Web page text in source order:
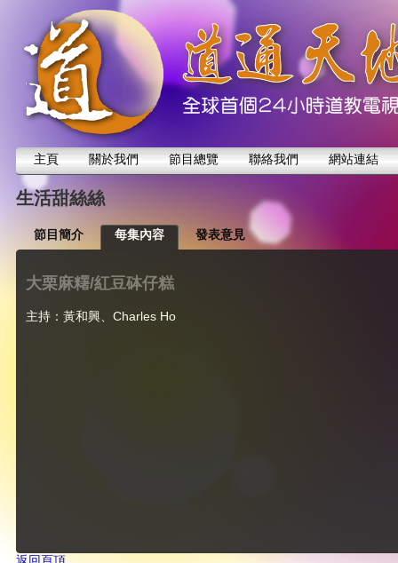
主頁 關於我們 節目總覽 聯絡我們 網站連結
生活甜絲絲
節目簡介 每集內容 發表意見
大栗麻糬/紅豆砵仔糕
主持：黃和興、Charles Ho
返回頁頂